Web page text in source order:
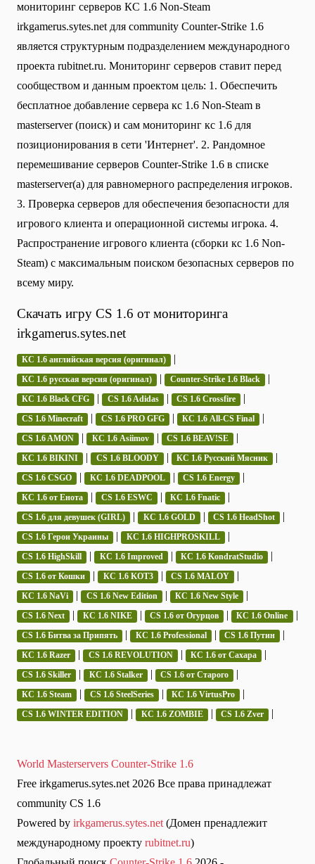
мониторинг серверов КС 1.6 Non-Steam
irkgamerus.sytes.net для community Сounter-Strike 1.6
является структурным подразделением международного
проекта rubitnet.ru. Мониторинг серверов ставит перед
сообществом и данным проектом цель: 1. Обеспечить
бесплатное добавление сервера кс 1.6 Non-Steam в
masterserver (поиск) и сам мониторинг кс 1.6 для
позиционирования в сети 'Интернет'. 2. Рандомное
перемешивание серверов Counter-Strike 1.6 в списке
masterserver(а) для равномерного распределения игроков.
3. Проверка серверов для обеспечения безопасности для
игрового клиента и операционной системы игрока. 4.
Распространение игрового клиента (сборки кс 1.6 Non-
Steam) с максимальным поиском безопасных серверов по
всему миру.
Скачать игру CS 1.6 от мониторинга
irkgamerus.sytes.net
КС 1.6 английская версия (оригинал) |
КС 1.6 русская версия (оригинал) | Counter-Strike 1.6 Black |
КС 1.6 Black CFG | CS 1.6 Adidas | CS 1.6 Crossfire |
CS 1.6 Minecraft | CS 1.6 PRO GFG | КС 1.6 All-CS Final |
CS 1.6 AMON | КС 1.6 Asiimov | CS 1.6 BEAV!SE |
КС 1.6 BIKINI | CS 1.6 BLOODY | КС 1.6 Русский Мясник |
CS 1.6 CSGO | КС 1.6 DEADPOOL | CS 1.6 Energy |
КС 1.6 от Енота | CS 1.6 ESWC | КС 1.6 Fnatic |
CS 1.6 для девушек (GIRL) | КС 1.6 GOLD | CS 1.6 HeadShot |
CS 1.6 Герои Украины | КС 1.6 HIGHPROSKILL |
CS 1.6 HighSkill | КС 1.6 Improved | КС 1.6 KondratStudio |
CS 1.6 от Кошки | КС 1.6 KOT3 | CS 1.6 MALOY |
КС 1.6 NaVi | CS 1.6 New Edition | КС 1.6 New Style |
CS 1.6 Next | КС 1.6 NIKE | CS 1.6 от Огурцов | КС 1.6 Online |
CS 1.6 Битва за Припять | КС 1.6 Professional | CS 1.6 Путин |
КС 1.6 Razer | CS 1.6 REVOLUTION | КС 1.6 от Сахара |
CS 1.6 Skiller | КС 1.6 Stalker | CS 1.6 от Старого |
КС 1.6 Steam | CS 1.6 SteelSeries | КС 1.6 VirtusPro |
CS 1.6 WINTER EDITION | КС 1.6 ZOMBIE | CS 1.6 Zver |
World Masterservers Counter-Strike 1.6
Free irkgamerus.sytes.net 2026 Все права принадлежат
community CS 1.6
Powered by irkgamerus.sytes.net (Домен пренадлежит
международному проекту rubitnet.ru)